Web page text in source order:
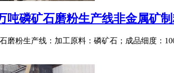
吨磷矿石磨粉生产线非金属矿
磨粉生产线：加工原料：磷矿石；成品细度：